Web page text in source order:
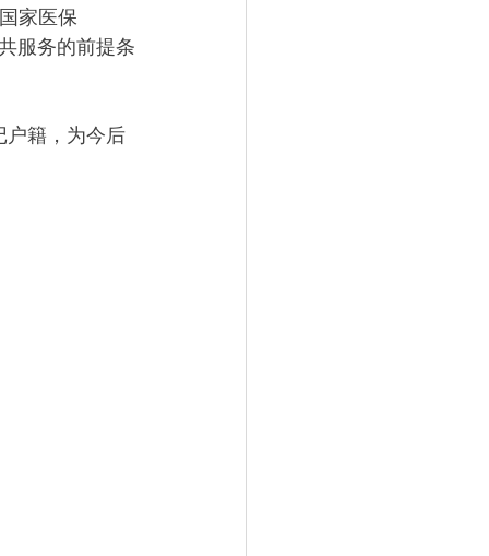
家医保
服务的前提条
户籍，为今后